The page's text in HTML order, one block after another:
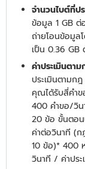
จำนวนไบต์ที่ป
ข้อมูล 1 GB ต่
ถ่ายโอนข้อมูล
เป็น 0.36 GB
ค่าประเมินตา
ประเมินตามก
คุณได้รับสี่คำข
400 คำขอ/วิน
20 ข้อ ขั้นตอน
ค่าต่อวินาที (
10 ข้อ)* 400
วินาที / ค่าปร